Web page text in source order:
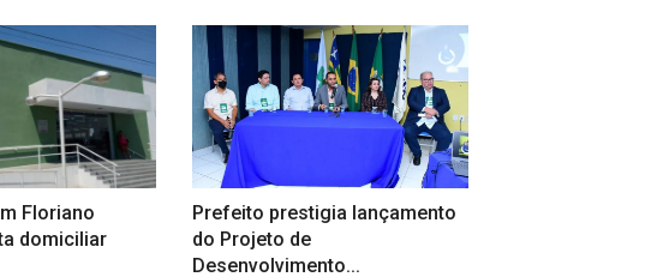
Floriano
domiciliar
Prefeito prestigia lançamento
do Projeto de
Desenvolvimento...